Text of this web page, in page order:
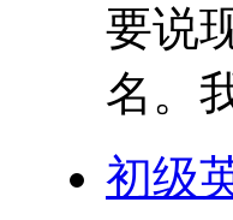
要说
名。
初级